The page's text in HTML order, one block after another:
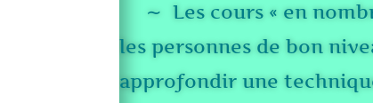
∼ Les cours « en
les personnes de bon
approfondir une